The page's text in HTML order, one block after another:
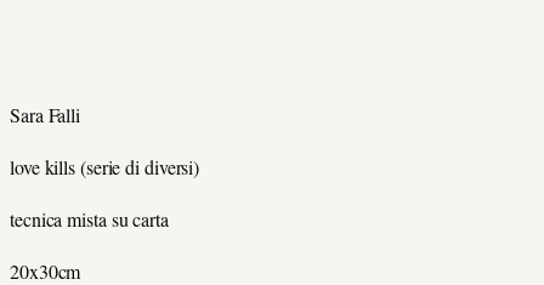
Sara Falli
love kills (serie di diversi)
tecnica mista su carta
20x30cm